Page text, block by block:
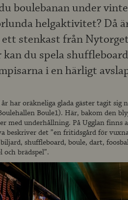
boulebanan under
helgaktivitet? Då
ett stenkast från
kan du spela
i en härligt
har oräkneliga glada gäster tagit
Boule1). Här, bakom den
med underhållning. På Ugglan finns
beskriver det ”en fritidsgård för
shuffleboard, boule, dart,
och brädspel”.